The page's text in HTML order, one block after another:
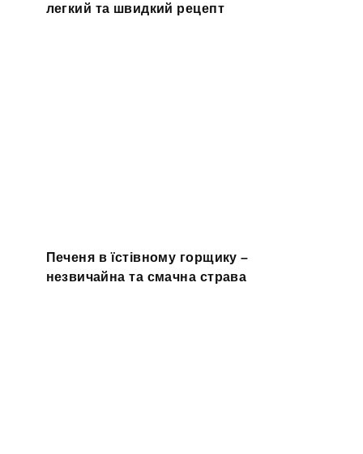
легкий та швидкий рецепт
Печеня в їстівному горщику –
незвичайна та смачна страва